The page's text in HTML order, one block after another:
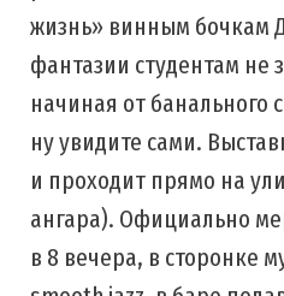
жизнь» винным бочкам
фантазии студентам не
начиная от банального
ну увидите сами.
и проходит прямо на
ангара). Официально
в 8 вечера, в сторонке